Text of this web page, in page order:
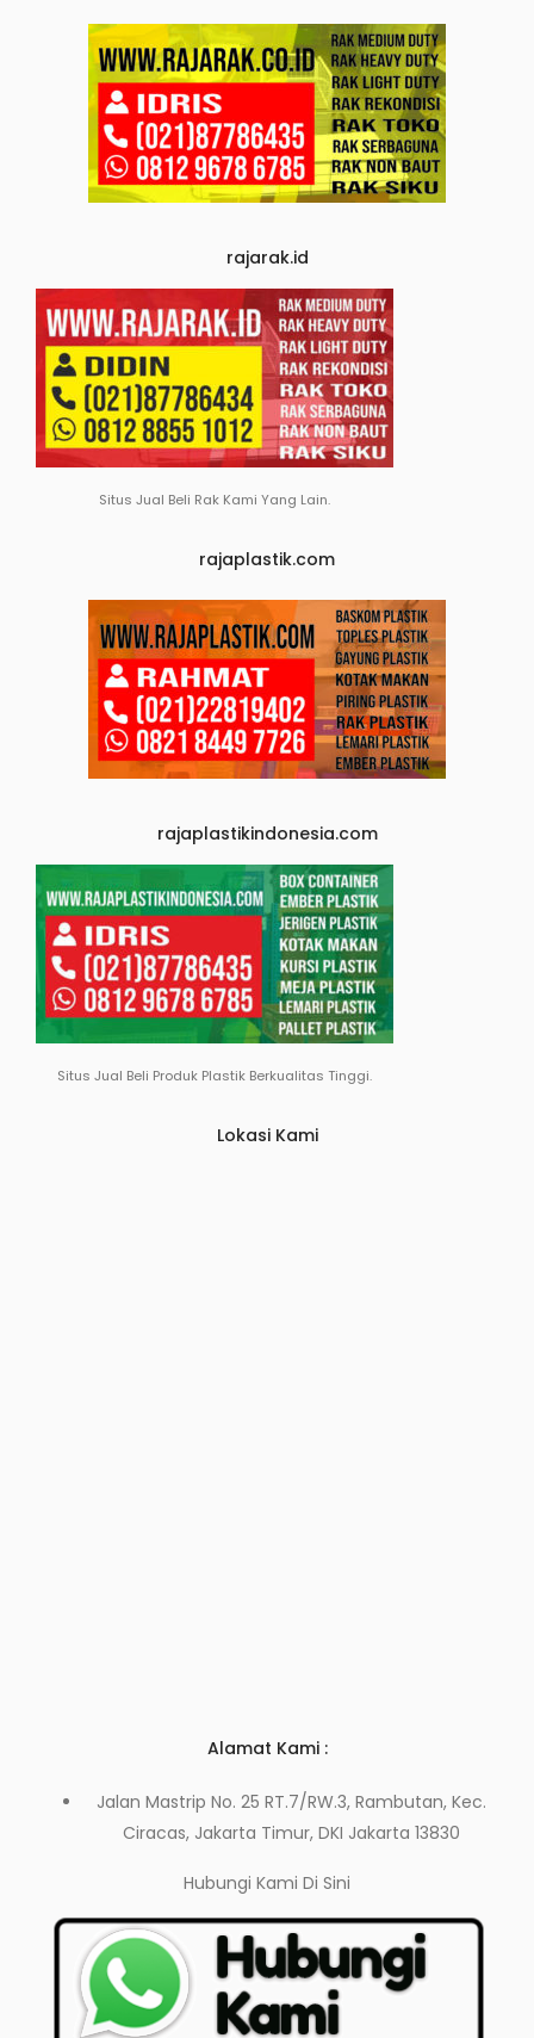
rajarak.id
Situs Jual Beli Rak Kami Yang Lain.
rajaplastik.com
rajaplastikindonesia.com
Situs Jual Beli Produk Plastik Berkualitas Tinggi.
Lokasi Kami
Alamat Kami :
Jalan Mastrip No. 25 RT.7/RW.3, Rambutan, Kec.
Ciracas, Jakarta Timur, DKI Jakarta 13830
Hubungi Kami Di Sini